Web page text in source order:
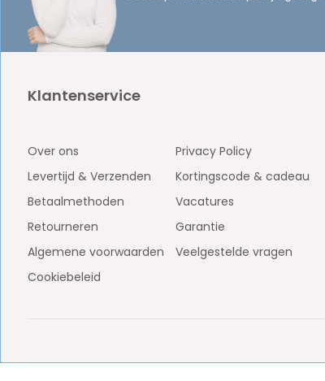
Klantenservice
Over ons
Levertijd & Verzenden
Betaalmethoden
Retourneren
Algemene voorwaarden
Cookiebeleid
Privacy Policy
Kortingscode & cadeau
Vacatures
Garantie
Veelgestelde vragen